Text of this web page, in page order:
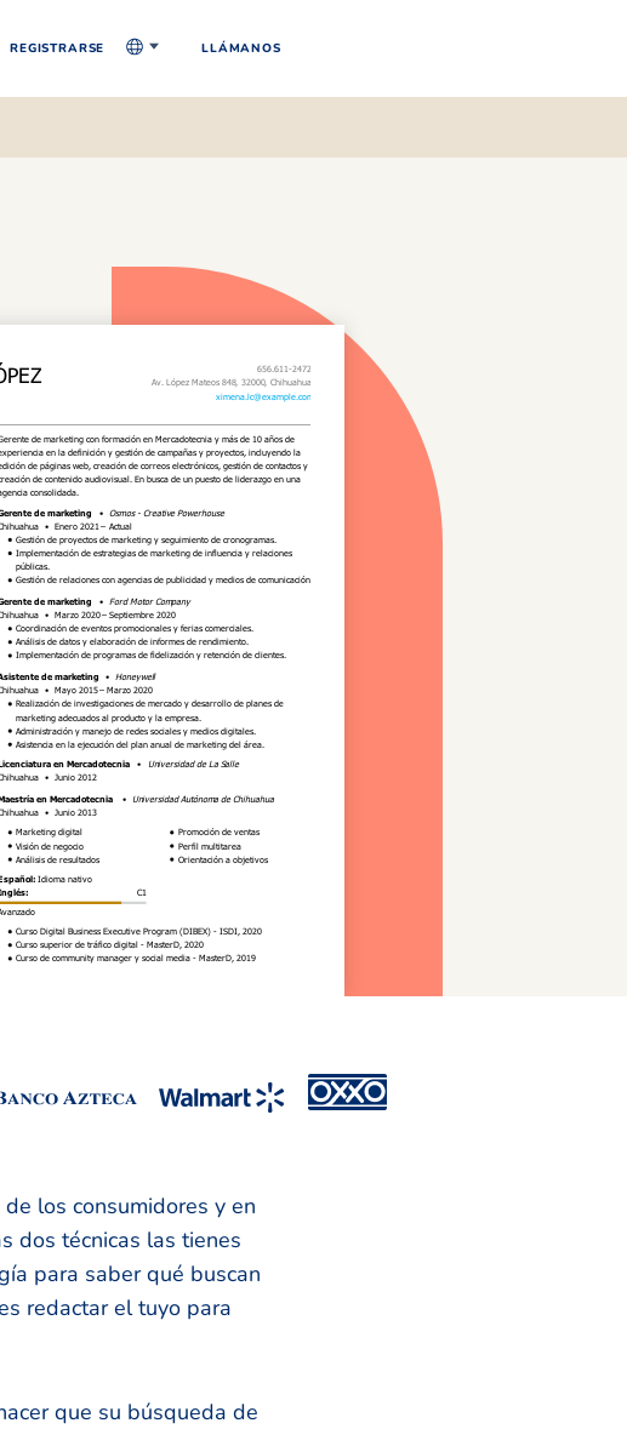
REGISTRARSE LLÁMANOS
los consumidores y en
dos técnicas las tienes
para saber qué buscan
redactar el tuyo para
que su búsqueda de